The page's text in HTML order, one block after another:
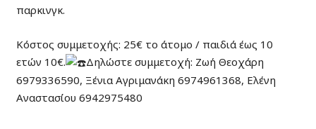
παρκινγκ.
Κόστος συμμετοχής: 25€ το άτομο / παιδιά έως 10
ετών 10€.
Δηλώστε συμμετοχή: Ζωή Θεοχάρη
6979336590, Ξένια Αγριμανάκη 6974961368, Ελένη
Αναστασίου 6942975480